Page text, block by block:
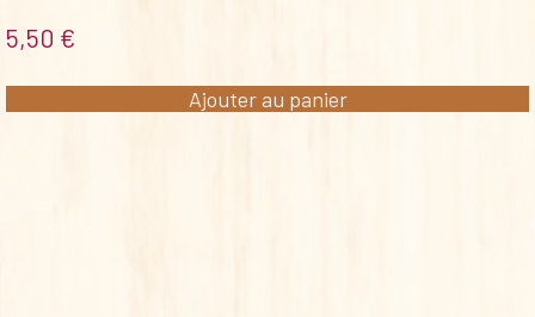
5,50 €
Ajouter au panier